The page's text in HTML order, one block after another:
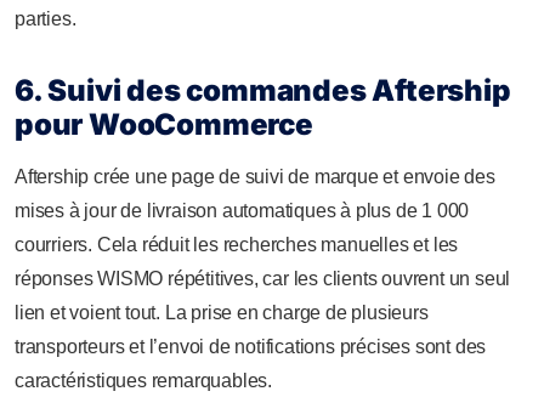
parties.
6. Suivi des commandes Aftership
pour WooCommerce
Aftership crée une page de suivi de marque et envoie des
mises à jour de livraison automatiques à plus de 1 000
courriers. Cela réduit les recherches manuelles et les
réponses WISMO répétitives, car les clients ouvrent un seul
lien et voient tout. La prise en charge de plusieurs
transporteurs et l’envoi de notifications précises sont des
caractéristiques remarquables.